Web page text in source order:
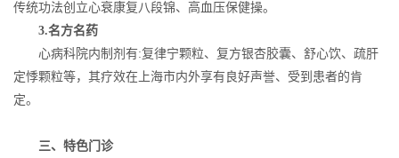
传统功法创立心衰康复八段锦、高血压保健操。
3.名方名药
心病科院内制剂有:复律宁颗粒、复方银杏胶囊、舒心饮、疏肝
定悸颗粒等，其疗效在上海市内外享有良好声誉、受到患者的肯
定。
三、特色门诊